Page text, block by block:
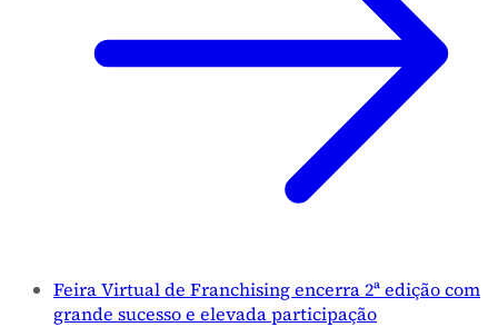
Feira Virtual de Franchising encerra 2ª edição com
grande sucesso e elevada participação